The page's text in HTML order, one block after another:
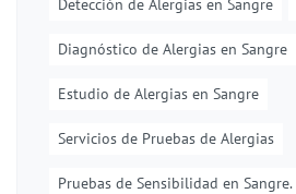
Detección de Alergias en Sangre
Diagnóstico de Alergias en Sangre
Estudio de Alergias en Sangre
Servicios de Pruebas de Alergias
Pruebas de Sensibilidad en Sangre.